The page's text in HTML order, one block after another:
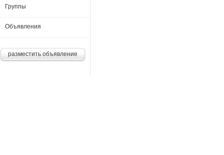
Группы
Объявления
разместить объявление